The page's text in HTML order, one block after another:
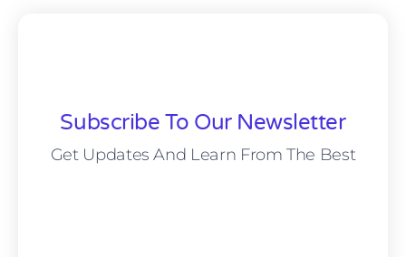
Subscribe To Our Newsletter
Get Updates And Learn From The Best